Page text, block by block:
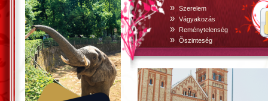
» Szerelem
» Vágyakozás
» Reménytelenség
» Õszinteség